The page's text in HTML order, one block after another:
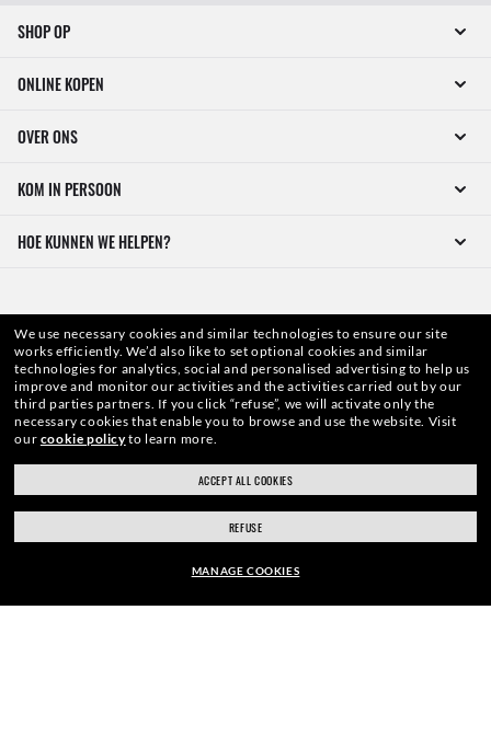
SHOP OP
ONLINE KOPEN
OVER ONS
KOM IN PERSOON
HOE KUNNEN WE HELPEN?
WebID # 850 947 938
WAARSCHUWINGEN EN VEILIGHEIDSINFORMATIE OVER PRODUCTEN
BELEID INZAKE GEGEVENSBESCHERMING
We use necessary cookies and similar technologies to ensure our site
works efficiently. We’d also like to set optional cookies and similar
technologies for analytics, social and personalised advertising to help us
improve and monitor our activities and the activities carried out by our
third parties partners. If you click “refuse”, we will activate only the
necessary cookies that enable you to browse and use the website. Visit
our cookie policyto learn more.
ACCEPT ALL COOKIES
REFUSE
MANAGE COOKIES